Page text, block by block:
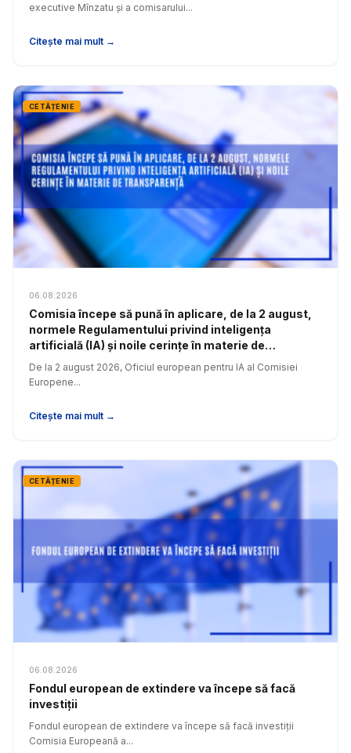
executive Mînzatu și a comisarului...
Citește mai mult →
CETĂȚENIE
06.08.2026
Comisia începe să pună în aplicare, de la 2 august,
normele Regulamentului privind inteligența
artificială (IA) și noile cerințe în materie de
transparență
De la 2 august 2026, Oficiul european pentru IA al Comisiei
Europene...
Citește mai mult →
CETĂȚENIE
06.08.2026
Fondul european de extindere va începe să facă
investiții
Fondul european de extindere va începe să facă investiții
Comisia Europeană a...